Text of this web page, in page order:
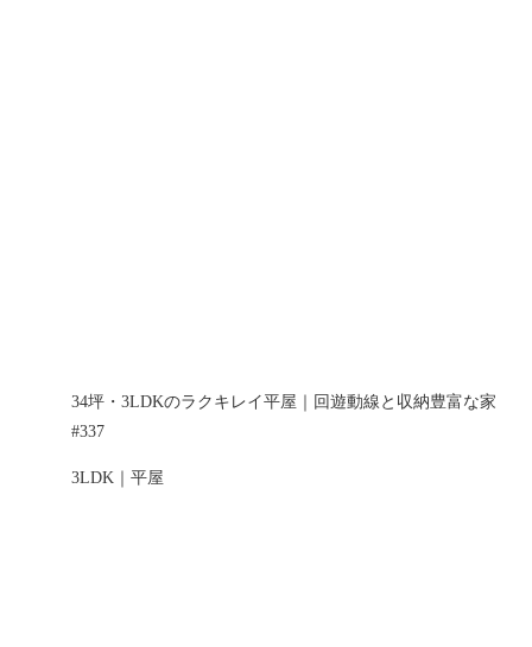
34坪・3LDKのラクキレイ平屋｜回遊動線と収納豊富な家
#337
3LDK｜平屋